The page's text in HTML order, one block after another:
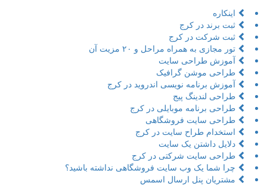
اینکاره
ثبت برند در کرج
ثبت شرکت در کرج
تور مجازی به همراه مراحل و ۲۰ مزیت آن
آموزش طراحی سایت
طراحی موشن گرافیک
آموزش برنامه نویسی اندروید در کرج
طراحی لندینگ پیج
طراحی برنامه موبایلی در کرج
طراحی سایت فروشگاهی
استخدام طراح سایت در کرج
دلایل داشتن یک سایت
طراحی سایت شرکتی در کرج
چرا شما یک وب سایت فروشگاهی نداشته باشید؟
مشتریان پنل ارسال اسمس